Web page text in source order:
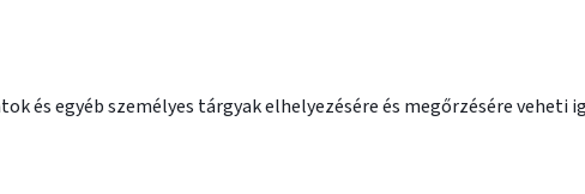
és egyéb személyes tárgyak elhelyezésére és megőrzésére veheti